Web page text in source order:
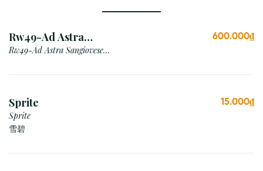
Rw49-Ad Astra
Sangiovese Rubicone Igt
Rw49-Ad Astra Sangiovese
600.000₫
Sprite
Sprite
雪碧
15.000₫